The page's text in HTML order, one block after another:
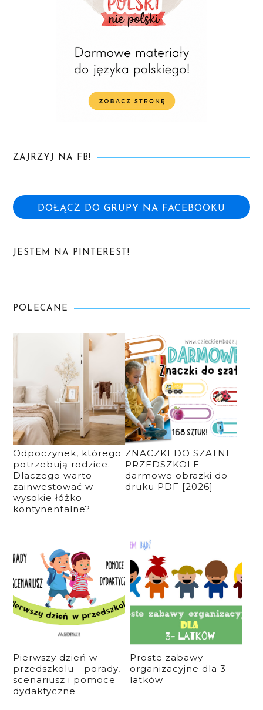
ZAJRZYJ NA FB!
DOŁĄCZ DO GRUPY NA FACEBOOKU
JESTEM NA PINTEREST!
POLECANE
Odpoczynek, którego
potrzebują rodzice.
Dlaczego warto
zainwestować w
wysokie łóżko
kontynentalne?
ZNACZKI DO SZATNI
PRZEDSZKOLE –
darmowe obrazki do
druku PDF [2026]
Pierwszy dzień w
przedszkolu - porady,
scenariusz i pomoce
dydaktyczne
Proste zabawy
organizacyjne dla 3-
latków